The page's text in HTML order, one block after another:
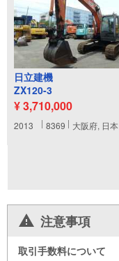
日立建機
ZX120-3
¥ 3,710,000
2013 8369 大阪府, 日本
注意事項
取引手数料について